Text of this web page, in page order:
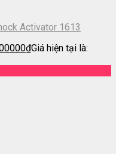
Activator 1613
₫Giá hiện tại là: